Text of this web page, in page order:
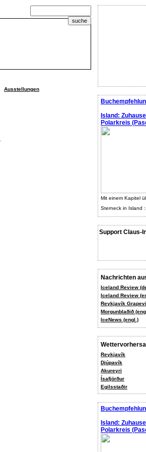
Island:
Polarkreis
Mit einem Kapitel
Sterneck in Island
Support Claus-
Nachrichten
Iceland Review
Iceland Review
Reykjavík
Morgunblaðið
IceNews (engl.)
Reykjavík
Djúpavík
Akureyri
Ísafjörður
Egilsstaðir
Island:
Polarkreis
Ausstellungen